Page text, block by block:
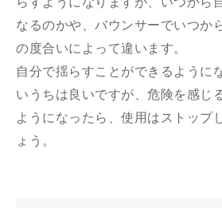
なるのかや、バウンサーでいつか
の度合いによって違います。
自分で揺らすことができるように
いうちは良いですが、危険を感じ
ようになったら、使用はストップ
ょう。